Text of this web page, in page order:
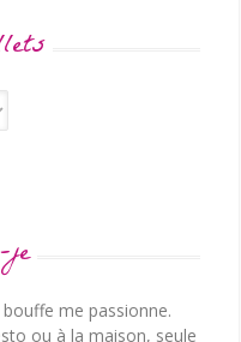
me passionne.
ou à la maison, seule